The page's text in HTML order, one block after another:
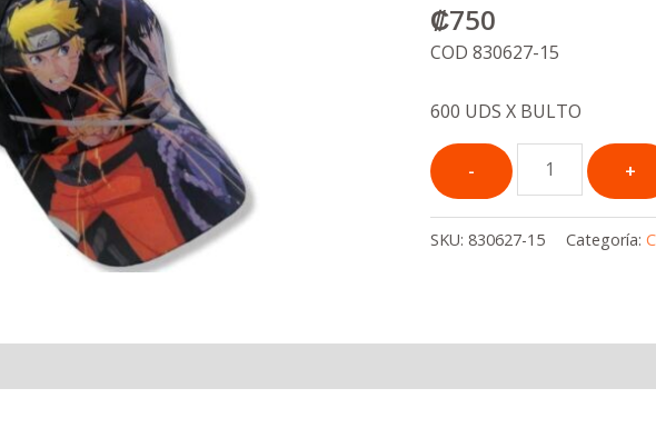
₡750
COD 830627-15
600 UDS X BULTO
SKU:830627-15 Categoría: